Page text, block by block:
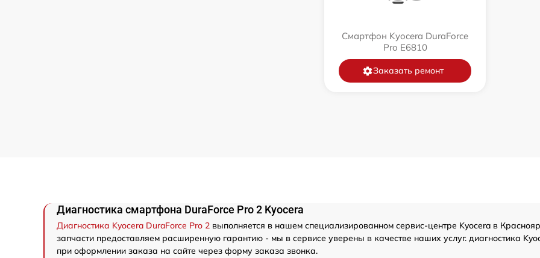
Смартфон Kyocera DuraForce
Pro E6810
Заказать ремонт
Диагностика смартфона DuraForce Pro 2 Kyocera
Диагностика Kyocera DuraForce Pro 2 выполняется в нашем специализированном сервис-центре Kyocera в
запчасти предоставляем расширенную гарантию - мы в сервисе уверены в качестве наших услуг. диагностика
при оформлении заказа на сайте через форму заказа звонка.